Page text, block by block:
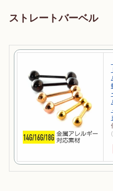
ストレートバーベル